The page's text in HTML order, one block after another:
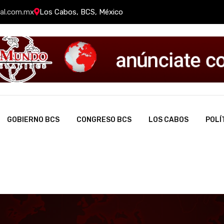
Los Cabos, BCS, México
GOBIERNO BCS CONGRESO BCS LOS CABOS